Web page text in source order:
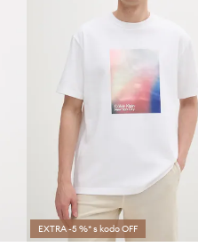
EXTRA -5 %* s kodo OFF